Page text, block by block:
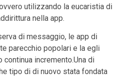
utilizzando la eucaristia di
nella app.
di messaggio, le app di
parecchio popolari e la egli
incremento.Una di
tipo di di nuovo stata fondata